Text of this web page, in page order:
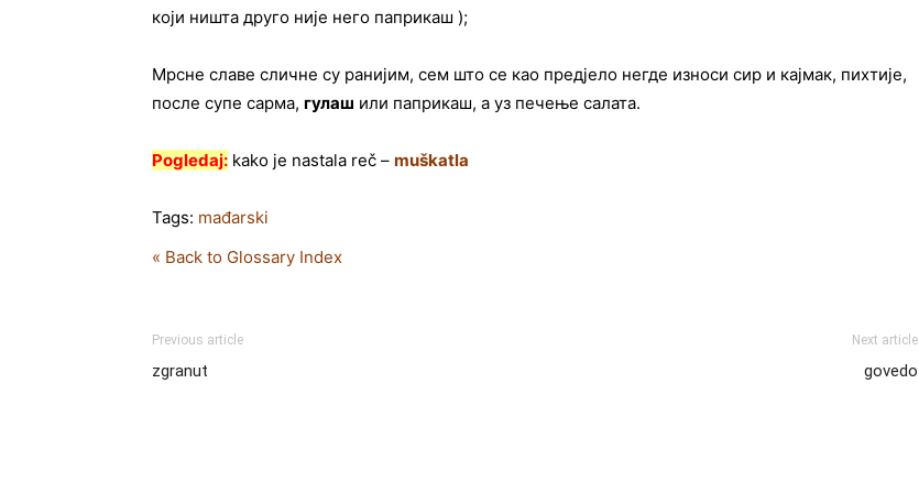
који ништа друго није него паприкаш );
Мрсне славе сличне су ранијим, сем што се као предјело негде износи сир и кајмак, пихтије,
после супе сарма, гулаш или паприкаш, а уз печење салата.
Pogledaj: kako je nastala reč – muškatla
Tags: mađarski
« Back to Glossary Index
Previous article
zgranut
Next article
govedo